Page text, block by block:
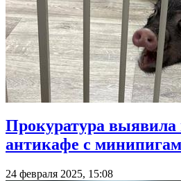
Прокуратура
антикафе с
24 февраля 2025, 15:08